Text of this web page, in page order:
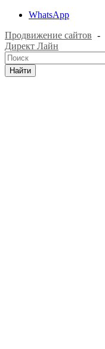
WhatsApp
Продвижение сайтов -
Директ Лайн
Найти